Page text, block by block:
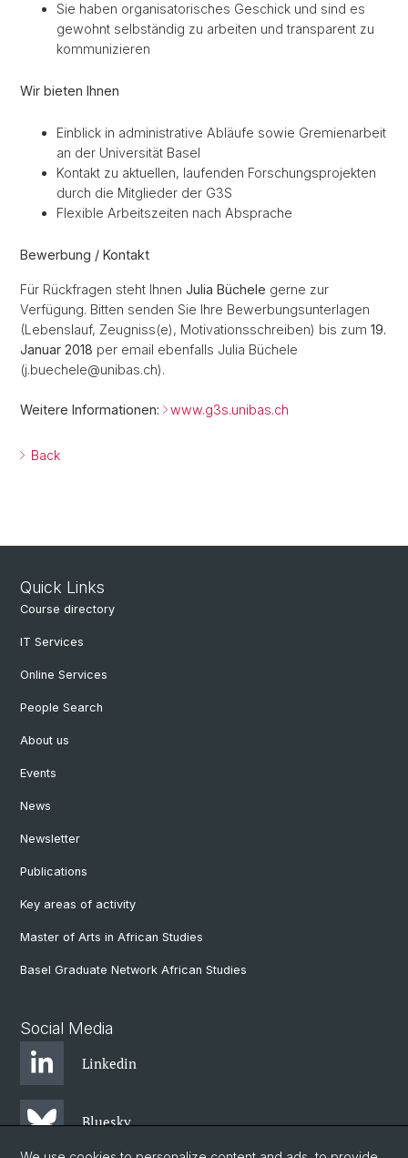
Sie haben organisatorisches Geschick und sind es
gewohnt selbständig zu arbeiten und transparent zu
kommunizieren
Wir bieten Ihnen
Einblick in administrative Abläufe sowie Gremienarbeit
an der Universität Basel
Kontakt zu aktuellen, laufenden Forschungsprojekten
durch die Mitglieder der G3S
Flexible Arbeitszeiten nach Absprache
Bewerbung / Kontakt
Für Rückfragen steht Ihnen Julia Büchele gerne zur
Verfügung. Bitten senden Sie Ihre Bewerbungsunterlagen
(Lebenslauf, Zeugniss(e), Motivationsschreiben) bis zum 19.
Januar 2018 per email ebenfalls Julia Büchele
(j.buechele@unibas.ch).
Weitere Informationen: www.g3s.unibas.ch
Back
Quick Links
Course directory
IT Services
Online Services
People Search
About us
Events
News
Newsletter
Publications
Key areas of activity
Master of Arts in African Studies
Basel Graduate Network African Studies
Social Media
Linkedin
Bluesky